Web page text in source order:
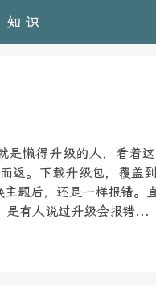
知识
懒得升级的人，看着
返。下载升级包，覆盖
题后，还是一样报错。
是有人说过升级会报错...